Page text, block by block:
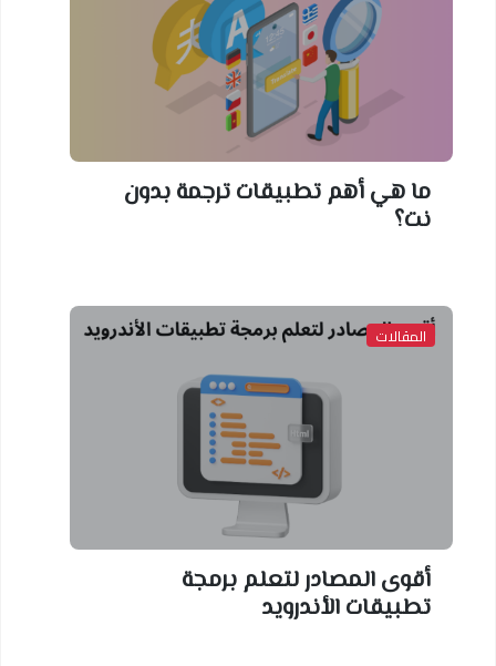
ما هي أهم تطبيقات ترجمة بدون
نت؟
المقالات
أقوى المصادر لتعلم برمجة
تطبيقات الأندرويد